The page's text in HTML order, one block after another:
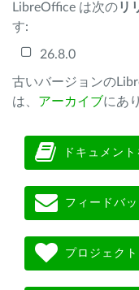
LibreOffice は次のリ
す:
26.8.0
古いバージョンの
は、 アーカイブにあ
ドキュメン
フィードバ
プロジェク